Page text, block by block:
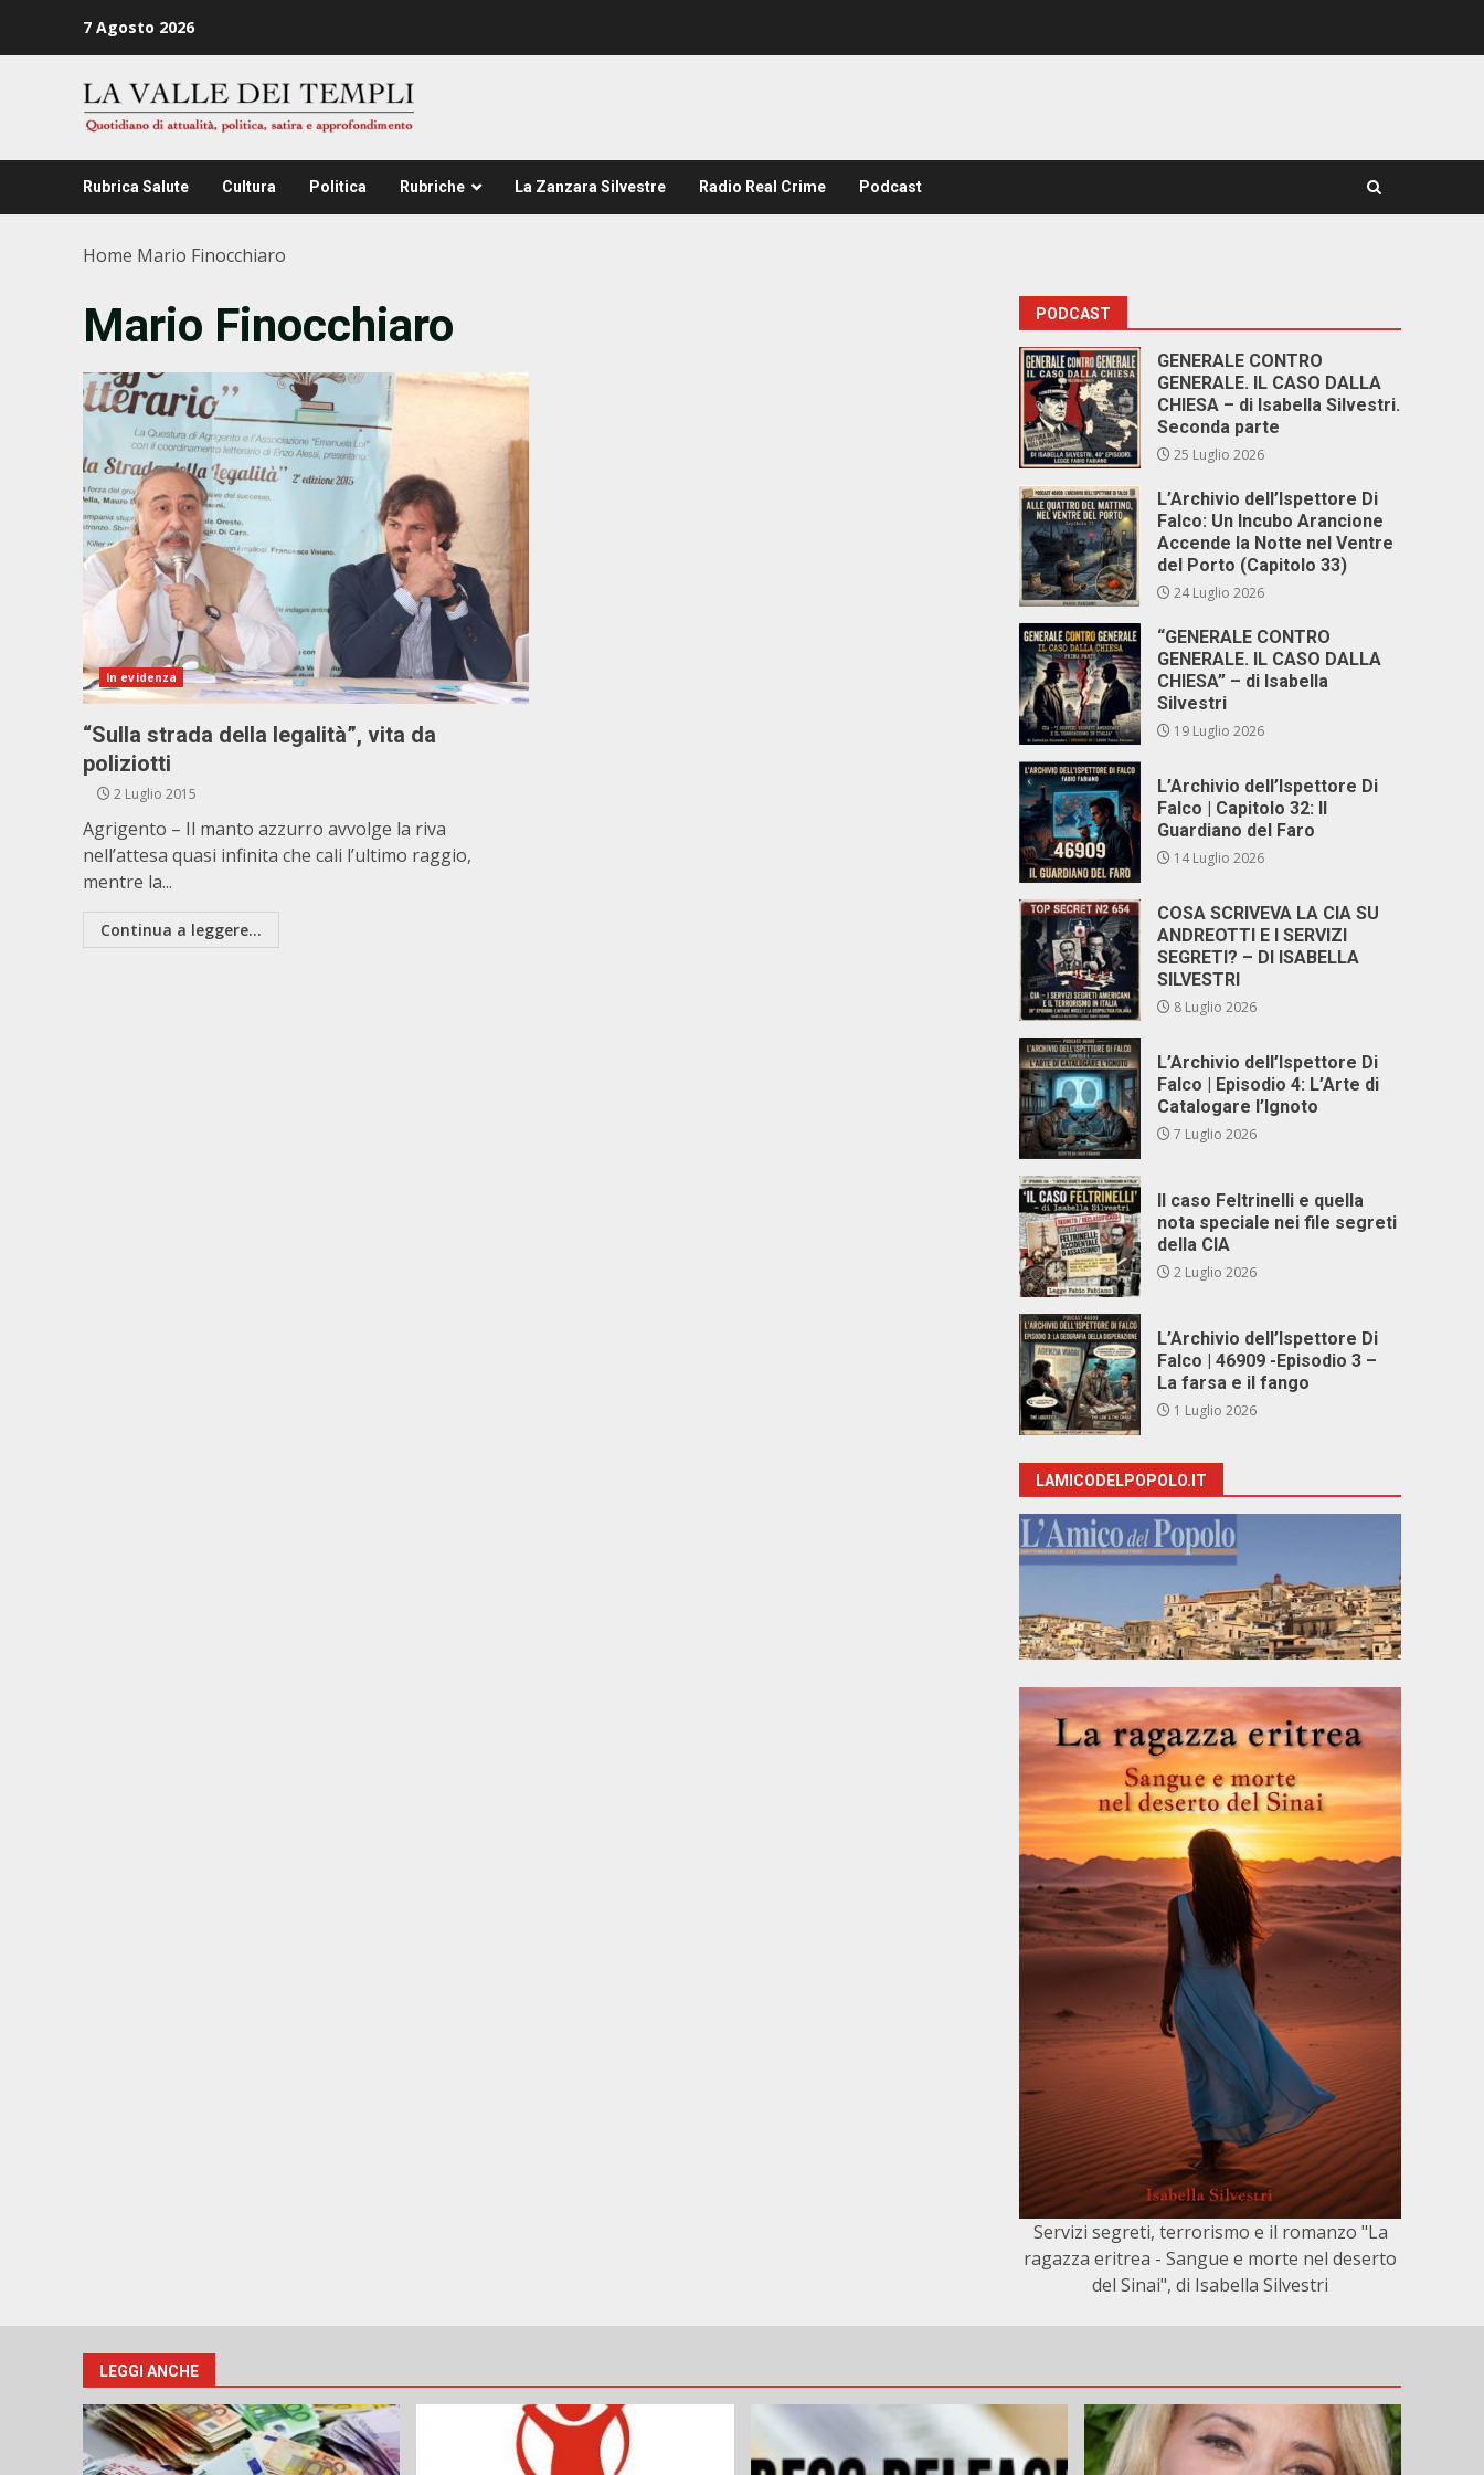
7 Agosto 2026
Rubrica Salute Cultura Politica Rubriche La Zanzara Silvestre Radio Real Crime Podcast
Home Mario Finocchiaro
Mario Finocchiaro
In evidenza
“Sulla strada della legalità”, vita da
poliziotti
2 Luglio 2015
Agrigento – Il manto azzurro avvolge la riva
nell’attesa quasi infinita che cali l’ultimo raggio,
mentre la...
Continua a leggere...
PODCAST
GENERALE CONTRO
GENERALE. IL CASO DALLA
CHIESA – di Isabella Silvestri.
Seconda parte
25 Luglio 2026
L’Archivio dell’Ispettore Di
Falco: Un Incubo Arancione
Accende la Notte nel Ventre
del Porto (Capitolo 33)
24 Luglio 2026
“GENERALE CONTRO
GENERALE. IL CASO DALLA
CHIESA” – di Isabella
Silvestri
19 Luglio 2026
L’Archivio dell’Ispettore Di
Falco | Capitolo 32: Il
Guardiano del Faro
14 Luglio 2026
COSA SCRIVEVA LA CIA SU
ANDREOTTI E I SERVIZI
SEGRETI? – DI ISABELLA
SILVESTRI
8 Luglio 2026
L’Archivio dell’Ispettore Di
Falco | Episodio 4: L’Arte di
Catalogare l’Ignoto
7 Luglio 2026
Il caso Feltrinelli e quella
nota speciale nei file segreti
della CIA
2 Luglio 2026
L’Archivio dell’Ispettore Di
Falco | 46909 -Episodio 3 –
La farsa e il fango
1 Luglio 2026
LAMICODELPOPOLO.IT
Servizi segreti, terrorismo e il romanzo "La
ragazza eritrea - Sangue e morte nel deserto
del Sinai", di Isabella Silvestri
LEGGI ANCHE